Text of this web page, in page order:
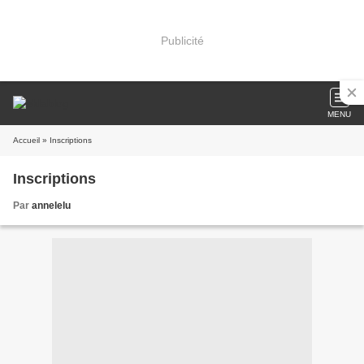
Publicité
MENU
Accueil » Inscriptions
Inscriptions
Par annelelu